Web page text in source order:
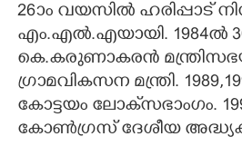
26ാം വയസിൽ ഹരിപ്പാട്
എം.എൽ.എയായി. 1984ൽ
കെ.കരുണാകരൻ
ഗ്രാമവികസന മന്ത്രി.
കോട്ടയം ലോക്‌സഭാംഗം.
കോൺഗ്രസ് ദേശീയ